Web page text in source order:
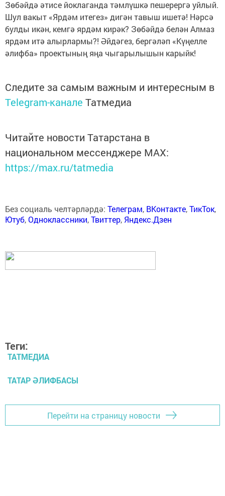
Зөбәйдә әтисе йоклаганда тәмлүшкә пешерергә уйлый.
Шул вакыт «Ярдәм итегез» дигән тавыш ишетә! Нәрсә
булды икән, кемгә ярдәм кирәк? Зөбәйдә белән Алмаз
ярдәм итә алырлармы?! Әйдәгез, бергәләп «Күңелле
әлифба» проектының яңа чыгарылышын карыйк!
Следите за самым важным и интересным в
Telegram-канале Татмедиа
Читайте новости Татарстана в
национальном мессенджере MАХ:
https://max.ru/tatmedia
Без социаль челтәрләрдә: Телеграм, ВКонтакте,ТикТок,
Ютуб,Одноклассники,Твиттер, Яндекс.Дзен
Теги:
ТАТМЕДИА
ТАТАР ӘЛИФБАСЫ
Перейти на страницу новости